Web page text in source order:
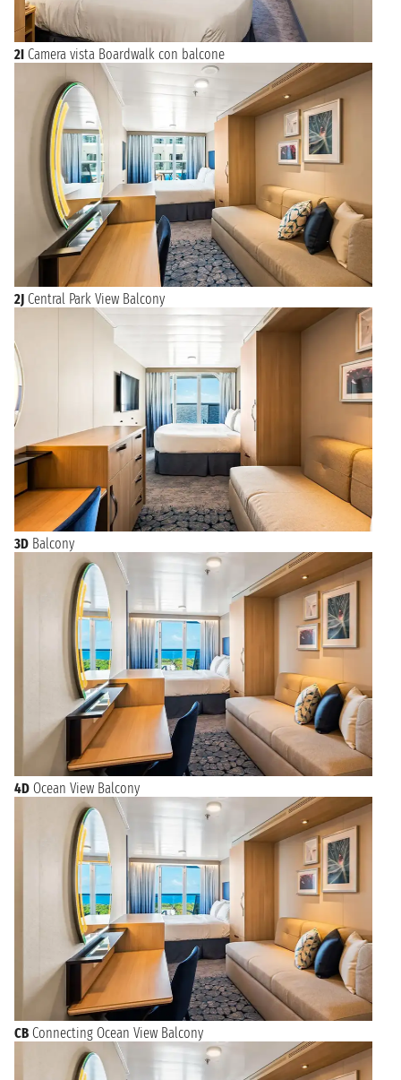
2I Camera vista Boardwalk con balcone
2J Central Park View Balcony
3D Balcony
4D Ocean View Balcony
CB Connecting Ocean View Balcony